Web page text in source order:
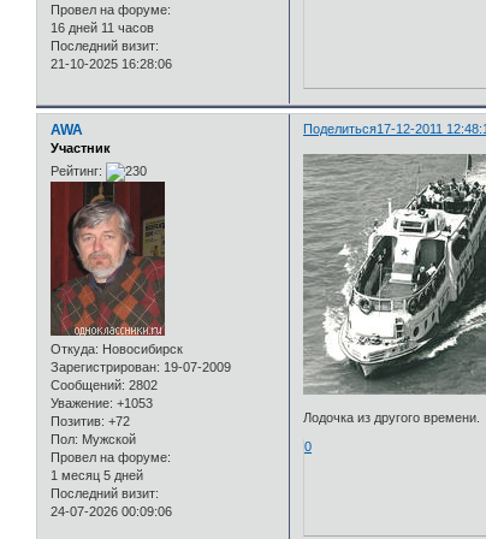
Провел на форуме:
16 дней 11 часов
Последний визит:
21-10-2025 16:28:06
Поделиться17-12-2011
AWA
Участник
Рейтинг:
Откуда: Новосибирск
Зарегистрирован: 19-07-2009
Сообщений: 2802
Уважение: +1053
Позитив: +72
Пол: Мужской
Провел на форуме:
1 месяц 5 дней
Последний визит:
24-07-2026 00:09:06
Лодочка из другого времени.
0